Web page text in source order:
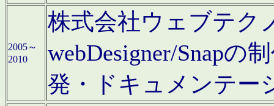
2005～
2010
株式会社ウェブテク
webDesigner/Snapの
発・ドキュメンテー